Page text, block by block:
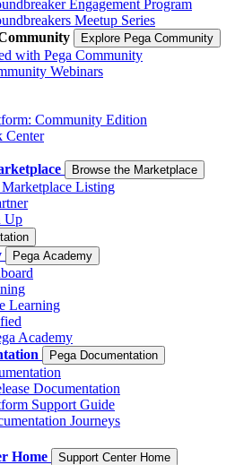
Engagement Program
Meetup Series
Explore Pega Community
with Pega Community
Webinars
Community Edition
Center
Browse the Marketplace
Listing
Up
Pega Academy
Learning
Academy
Pega Documentation
Documentation
Support Guide
Journeys
Home Support Center Home